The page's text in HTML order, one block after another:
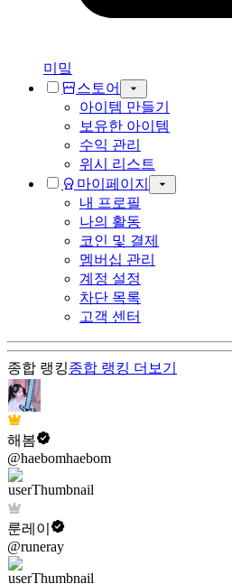
미밐
스토어
아이템 만들기
보유한 아이템
수익 관리
위시 리스트
마이페이지
내 프로필
나의 활동
코인 및 결제
멤버십 관리
계정 설정
차단 목록
고객 센터
종합 랭킹종합 랭킹 더보기
해봄
@haebomhaebom
룬레이
@runeray